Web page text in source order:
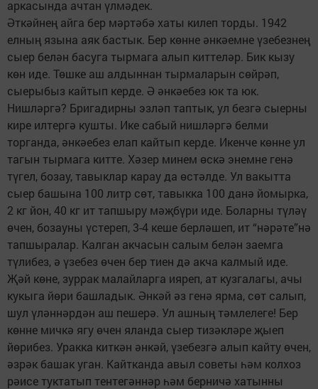
аркасында ачтан үлмәдек.
Әткәйнең айга бер мәртәбә хаты килеп торды. 1942
елның язына аяк бастык. Бер көнне әнкәемне үзебезнең
сыер белән басуга тырмага алып киттеләр. Бик кызу
көн иде. Төшке аш алдыннан тырмаларын сөйрәп,
сыерыбыз кайтып керде. Ә әнкәебез юк та юк.
Нишләргә? Бригадирны эзләп таптык, ул безгә сыерны
кире илтергә кушты. Ике сабый нишләргә белми
торганда, әнкәебез елап кайтып керде. Икенче көнне ул
тагын тырмага китте. Хәзер минем өскә энемне генә
түгел, бозау, тавыклар карау да өстәлде. Ул вакытта
сыер башына 100 литр сөт, тавыкка 100 данә йомырка,
2 кг йон, 40 кг ит тапшыру мәҗбүри иде. Боларны түләү
өчен, бозауны үстереп, 3-4 кеше берләшеп, ит “нәрәте”нә
тапшыралар. Калган акчасын салым белән заемга
түлибез, ә үзебез өчен бер тиен дә акча калмый иде.
Җәй көне, зуррак малайларга ияреп, ат кузгалагы, ачы
кукыга йөри башладык. Әнкәй әз генә ярма, сөт салып,
шул үләннәрдән аш пешерә. Ул ашның тәмлелеге! Бер
көнне мичкә ягу өчен яланда сыер тизәкләре җыеп
йөрибез. Уракка киткән әнкәй, үзебезгә алып кайту өчен,
әзрәк башак уган. Кайтканда авыл советы һәм колхоз
рәисе туктатып тентегәннәр һәм берничә хатынны